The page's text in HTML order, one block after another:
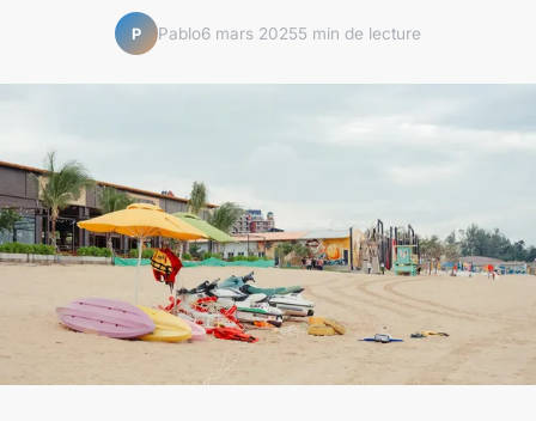
P Pablo6 mars 20255 min de lecture